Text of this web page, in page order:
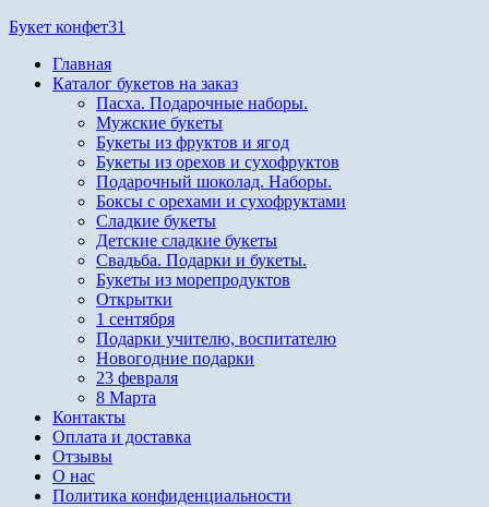
Перейти
содержимому
Букет конфет31
Главная
Каталог букетов на заказ
Пасха. Подарочные наборы.
Мужские букеты
Букеты из фруктов и ягод
Букеты из орехов и сухофруктов
Подарочный шоколад. Наборы.
Боксы с орехами и сухофруктами
Сладкие букеты
Детские сладкие букеты
Свадьба. Подарки и букеты.
Букеты из морепродуктов
Открытки
1 сентября
Подарки учителю, воспитателю
Новогодние подарки
23 февраля
8 Марта
Контакты
Оплата и доставка
Отзывы
О нас
Политика конфиденциальности